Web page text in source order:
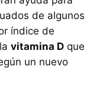
de algunos
índice de
vitamina D que
un nuevo